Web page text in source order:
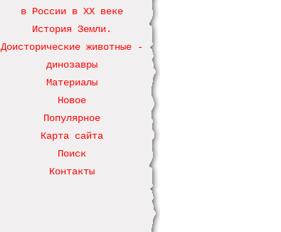
в России в ХХ веке
История Земли.
Доисторические животные -
динозавры
Материалы
Новое
Популярное
Карта сайта
Поиск
Контакты